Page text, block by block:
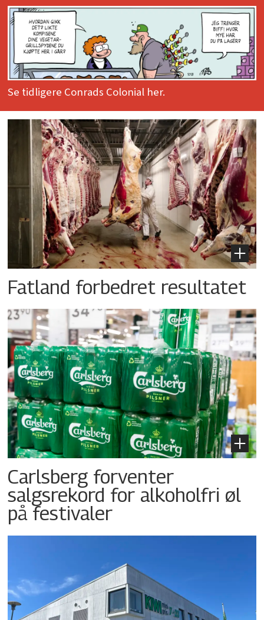
Se tidligere Conrads Colonial her.
Fatland forbedret resultatet
Carlsberg forventer
salgsrekord for alkoholfri øl
på festivaler